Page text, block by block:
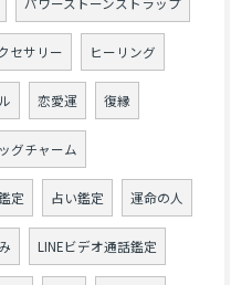
セサリー ヒーリング
恋愛運 復縁
グチャーム
定 占い鑑定 運命の人
LINEビデオ通話鑑定